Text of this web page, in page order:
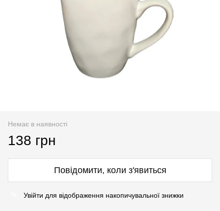
Немає в наявності
138 грн
Повідомити, коли з'явиться
Увійти для відображення накопичувальної знижки